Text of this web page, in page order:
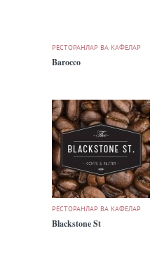
РЕСТОРАНЛАР ВА КАФЕЛАР
Barocco
РЕСТОРАНЛАР ВА КАФЕЛАР
Blackstone St